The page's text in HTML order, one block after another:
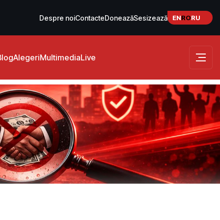
Despre noiContacteDoneazăSesizează ENRORU
AlegeriMultimediaLive